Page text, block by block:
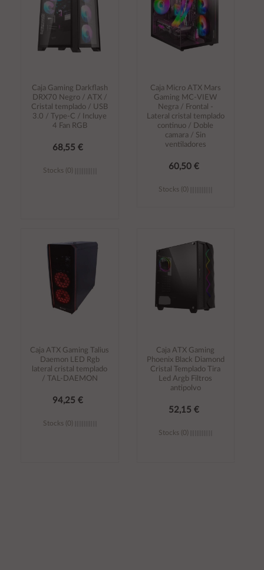
Caja Gaming Darkflash
DRX70 Negro / ATX /
Cristal templado / USB
3.0 / Type-C / Incluye
4 Fan RGB
68,55 €
Stocks (0)
carrito
Caja Micro ATX Mars
Gaming MC-VIEW
Negra / Frontal -
Lateral cristal templado
continuo / Doble
camara / Sin
ventiladores
60,50 €
Stocks (0)
carrito
Caja ATX Gaming Talius
Daemon LED Rgb
lateral cristal templado
/ TAL-DAEMON
94,25 €
Stocks (0)
Caja ATX Gaming
Phoenix Black Diamond
Cristal Templado Tira
Led Argb Filtros
antipolvo
52,15 €
Stocks (0)